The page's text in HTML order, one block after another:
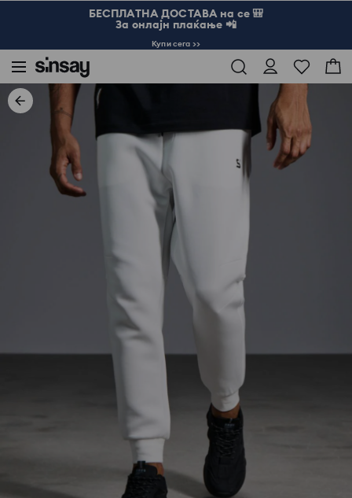
БЕСПЛАТНА ДОСТАВА на се 🎒
За онлајн плаќање 📲
Купи сега >>